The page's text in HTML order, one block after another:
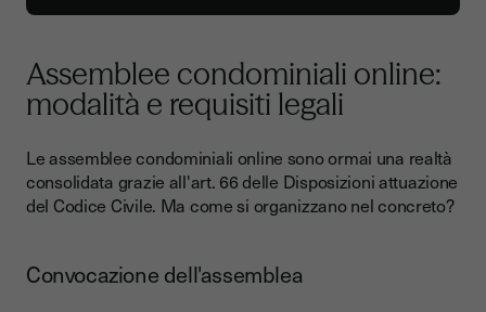
Assemblee condominiali online:
modalità e requisiti legali
Le assemblee condominiali online sono ormai una realtà
consolidata grazie all'art. 66 delle Disposizioni attuazione
del Codice Civile. Ma come si organizzano nel concreto?
Convocazione dell'assemblea